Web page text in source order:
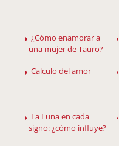
¿Cómo enamorar a
una mujer de Tauro?
Calculo del amor
La Luna en cada
signo: ¿cómo influye?